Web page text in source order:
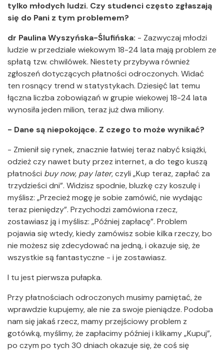
tylko młodych ludzi. Czy studenci często zgłaszają
się do Pani z tym problemem?
dr Paulina Wyszyńska-Ślufińska: - Zazwyczaj młodzi
ludzie w przedziale wiekowym 18-24 lata mają problem ze
spłatą tzw. chwilówek. Niestety przybywa również
zgłoszeń dotyczących płatności odroczonych. Widać
ten rosnący trend w statystykach. Dziesięć lat temu
łączna liczba zobowiązań w grupie wiekowej 18-24 lata
wynosiła jeden milion, teraz już dwa miliony.
- Dane są niepokojące. Z czego to może wynikać?
- Zmienił się rynek, znacznie łatwiej teraz nabyć książki,
odzież czy nawet buty przez internet, a do tego kuszą
płatności buy now, pay later, czyli „Kup teraz, zapłać za
trzydzieści dni”. Widzisz spodnie, bluzkę czy koszulę i
myślisz: „Przecież mogę je sobie zamówić, nie wydając
teraz pieniędzy”. Przychodzi zamówiona rzecz,
zostawiasz ją i myślisz: „Później zapłacę”. Problem
pojawia się wtedy, kiedy zamówisz sobie kilka rzeczy, bo
nie możesz się zdecydować na jedną, i okazuje się, że
wszystkie są fantastyczne - i je zostawiasz.
I tu jest pierwsza pułapka.
Przy płatnościach odroczonych musimy pamiętać, że
wprawdzie kupujemy, ale nie za swoje pieniądze. Podoba
nam się jakaś rzecz, mamy przejściowy problem z
gotówką, myślimy, że zapłacimy później i klikamy „Kupuj”,
po czym po tych 30 dniach okazuje się, że coś się